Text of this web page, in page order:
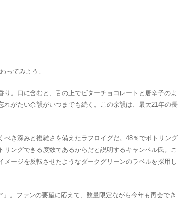
ってみよう。
。口に含むと、舌の上でビターチョコレートと唐辛子のよ
がたい余韻がいつまでも続く。この余韻は、最大21年の長
き深みと複雑さを備えたラフロイグだ。48％でボトリング
ングできる度数であるからだと説明するキャンベル氏。こ
ージを反転させたようなダークグリーンのラベルを採用し
。ファンの要望に応えて、数量限定ながら今年も再会でき